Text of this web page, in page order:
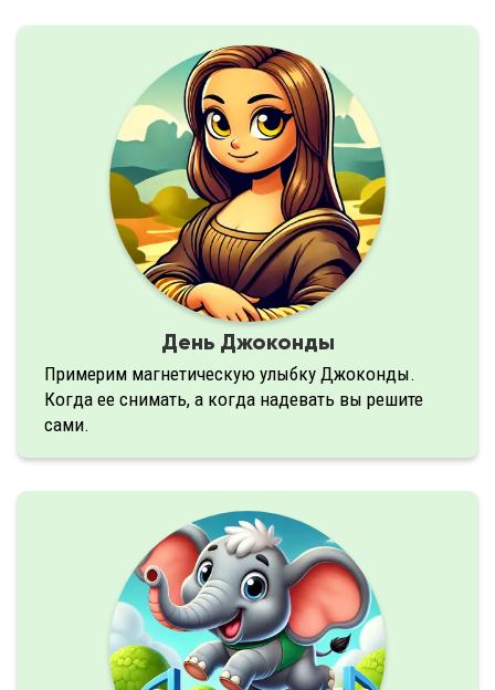
День Джоконды
Примерим магнетическую улыбку Джоконды.
Когда ее снимать, а когда надевать вы решите
сами.